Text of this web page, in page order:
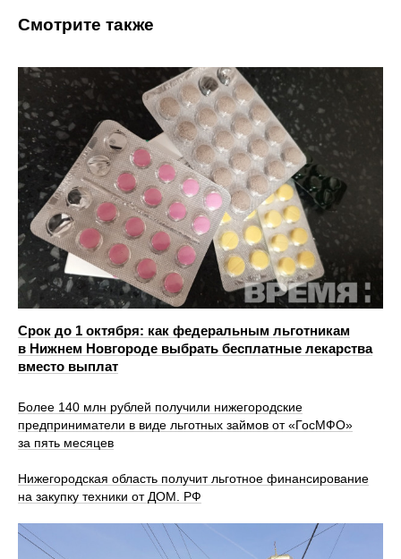
Смотрите также
Срок до 1 октября: как федеральным льготникам
в Нижнем Новгороде выбрать бесплатные лекарства
вместо выплат
Более 140 млн рублей получили нижегородские
предприниматели в виде льготных займов от «ГосМФО»
за пять месяцев
Нижегородская область получит льготное финансирование
на закупку техники от ДОМ. РФ